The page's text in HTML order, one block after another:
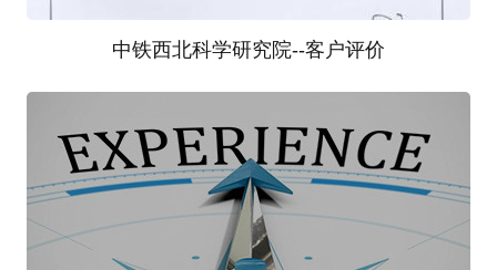
经过我们的努力和您的大力支持，项目已圆满结束。
客户的意见是我们改善工作和服务的动力。客户满意
度是检验我们工作的标准。请您对我们的服务提出宝
贵的意见
中铁西北科学研究院--客户评价